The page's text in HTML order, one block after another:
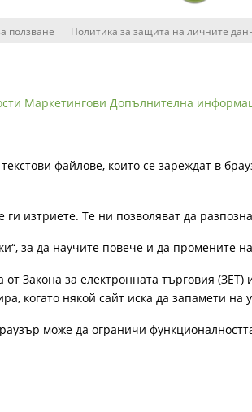
ползване Политика за защита на личните
Маркетингови Допълнителна
файлове, които се зареждат в
ги изтриете. Те ни позволяват да
за да научите повече и да промените
Закона за електронната търговия
когато някой сайт иска да запамети
може да ограничи